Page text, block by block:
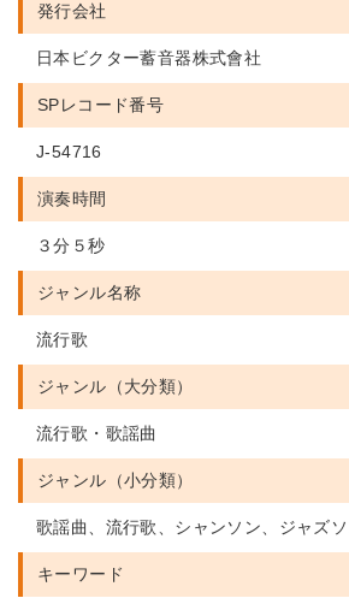
発行会社
日本ビクター蓄音器株式會社
SPレコード番号
J-54716
演奏時間
３分５秒
ジャンル名称
流行歌
ジャンル（大分類）
流行歌・歌謡曲
ジャンル（小分類）
歌謡曲、流行歌、シャンソン、ジャズ
キーワード